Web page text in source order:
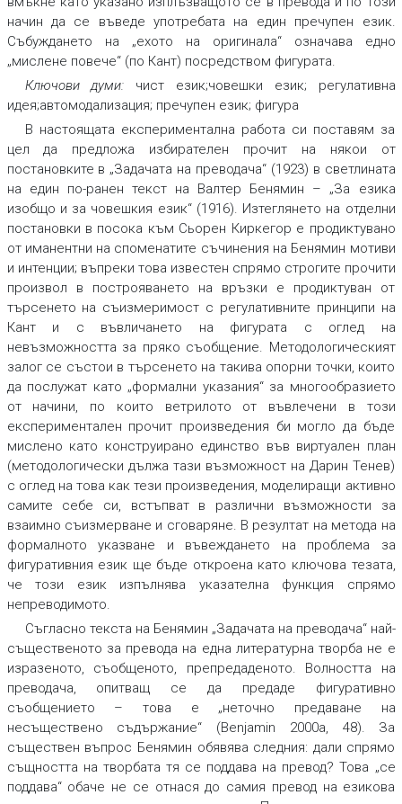
начин да се въведе употребата на един пречупен език.
Събуждането на „ехото на оригинала“ означава едно
„мислене повече“ (по Кант) посредством фигурата.
Ключови думи: чист език;човешки език; регулативна
идея;автомодализация; пречупен език; фигура
В настоящата експериментална работа си поставям за
цел да предложа избирателен прочит на някои от
постановките в „Задачата на преводача“ (1923) в светлината
на един по-ранен текст на Валтер Бенямин – „За езика
изобщо и за човешкия език“ (1916). Изтеглянето на отделни
постановки в посока към Сьорен Киркегор е продиктувано
от иманентни на споменатите съчинения на Бенямин мотиви
и интенции; въпреки това известен спрямо строгите прочити
произвол в построяването на връзки е продиктуван от
търсенето на съизмеримост с регулативните принципи на
Кант и с въвличането на фигурата с оглед на
невъзможността за пряко съобщение. Методологическият
залог се състои в търсенето на такива опорни точки, които
да послужат като „формални указания“ за многообразието
от начини, по които ветрилото от въвлечени в този
експериментален прочит произведения би могло да бъде
мислено като конструирано единство във виртуален план
(методологически дължа тази възможност на Дарин Тенев)
с оглед на това как тези произведения, моделиращи активно
самите себе си, встъпват в различни възможности за
взаимно съизмерване и сговаряне. В резултат на метода на
формалното указване и въвеждането на проблема за
фигуративния език ще бъде откроена като ключова тезата,
че този език изпълнява указателна функция спрямо
непреводимото.
Съгласно текста на Бенямин „Задачата на преводача“ най-
същественото за превода на една литературна творба не е
изразеното, съобщеното, препредаденото. Волността на
преводача, опитващ се да предаде фигуративно
съобщението – това е „неточно предаване на
несъществено съдържание“ (Benjamin 2000a, 48). За
съществен въпрос Бенямин обявява следния: дали спрямо
същността на творбата тя се поддава на превод? Това „се
поддава“ обаче не се отнася до самия превод на езикова